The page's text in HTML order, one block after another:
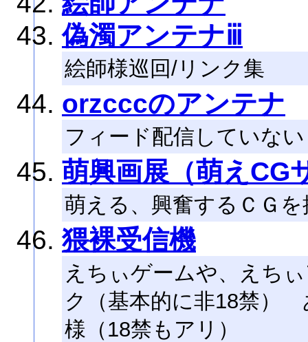
偽濁アンテナⅲ
絵師様巡回/リンク集
orzcccのアンテナ
フィード配信していな
萌興画展（萌えCG
萌える、興奮するＣＧ
猥裸受信機
えちぃゲームや、えち
ク（基本的に非18禁）
様（18禁もアリ）